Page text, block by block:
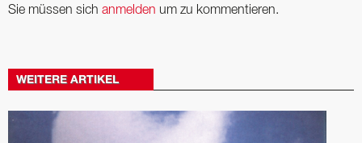
Sie müssen sich anmelden um zu kommentieren.
WEITERE ARTIKEL